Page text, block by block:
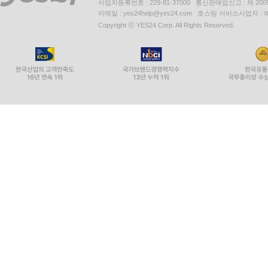
사업자등록번호 : 229-81-37000 통신판매업신고 : 제
이메일 : yes24help@yes24.com 호스팅 서비스사업자 :
Copyright ⓒ YES24 Corp. All Rights Reserved.